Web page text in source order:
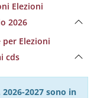
Elezioni
2026
Elezioni
cds
2027 sono in